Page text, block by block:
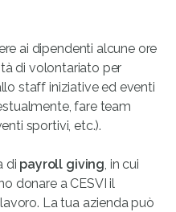
ai dipendenti alcune ore
di volontariato per
staff iniziative ed eventi
fare team
sportivi, etc.).
di payroll giving, in cui
donare a CESVI il
La tua azienda può